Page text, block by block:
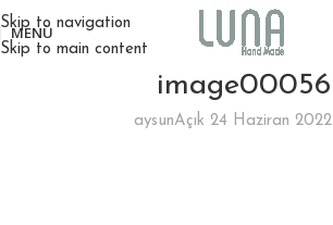
Skip to navigation
Skip to main content
MENÜ
image00056
aysunAçık 24 Haziran 2022